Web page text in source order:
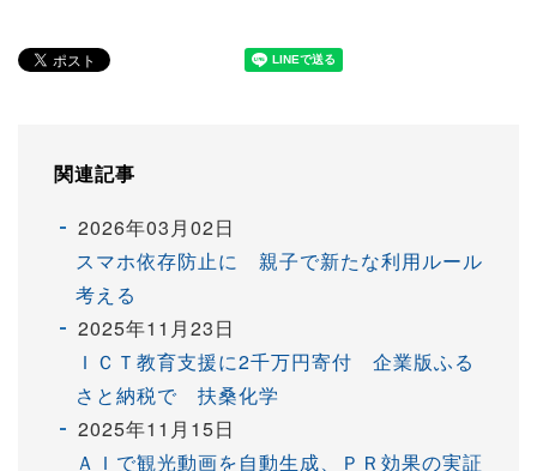
関連記事
2026年03月02日
スマホ依存防止に 親子で新たな利用ルール
考える
2025年11月23日
ＩＣＴ教育支援に2千万円寄付 企業版ふる
さと納税で 扶桑化学
2025年11月15日
ＡＩで観光動画を自動生成、ＰＲ効果の実証